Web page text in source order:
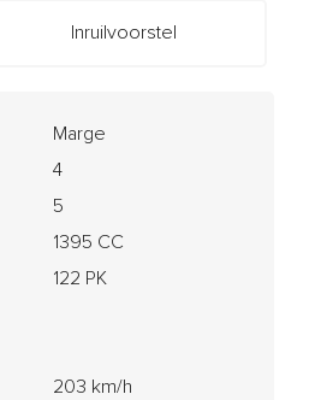
Inruilvoorstel
Marge
4
5
1395 CC
122 PK
203 km/h